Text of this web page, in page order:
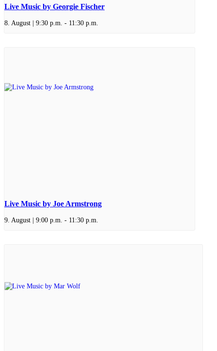
Live Music by Georgie Fischer
8. August | 9:30 p.m. - 11:30 p.m.
Live Music by Joe Armstrong
9. August | 9:00 p.m. - 11:30 p.m.